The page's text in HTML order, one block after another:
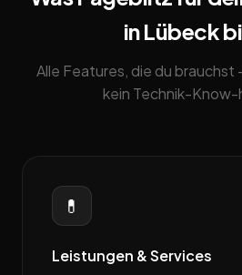
in Lübeck
Alle Features, die du brauchst
kein Technik-
💊
Leistungen & Services